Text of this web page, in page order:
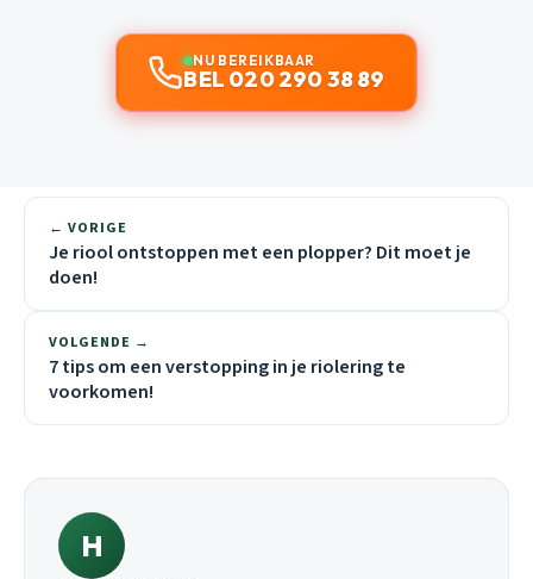
NU BEREIKBAAR
BEL 020 290 38 89
← VORIGE
Je riool ontstoppen met een plopper? Dit moet je
doen!
VOLGENDE →
7 tips om een verstopping in je riolering te
voorkomen!
H